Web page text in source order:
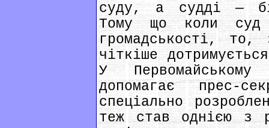
суду, а судді —
Тому що коли суд
громадськості, то,
чіткіше
У
допомагає прес-
спеціально
теж став однією з